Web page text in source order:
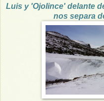
Luis y 'Ojolince' delante
nos separa